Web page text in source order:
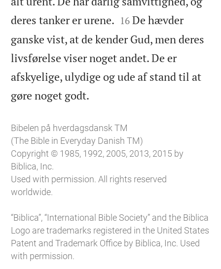
deres tanker er urene. 

16 De hævder
ganske vist, at de kender Gud, men deres
livsførelse viser noget andet. De er
afskyelige, ulydige og ude af stand til at
gøre noget godt.
Bibelen på hverdagsdansk TM
(The Bible in Everyday Danish TM)
Copyright © 1985, 1992, 2005, 2013, 2015 by
Biblica, Inc.
Used with permission. All rights reserved
worldwide.
“Biblica”, “International Bible Society” and the Biblica
Logo are trademarks registered in the United States
Patent and Trademark Office by Biblica, Inc. Used
with permission.